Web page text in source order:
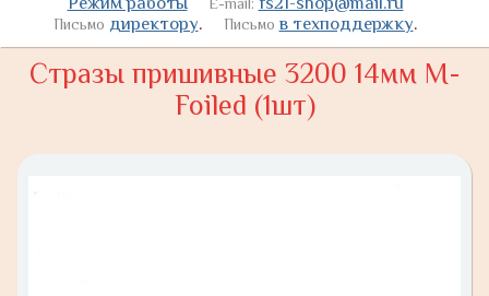
Письмо директору. Письмо в техподдержку.
Стразы пришивные 3200 14мм M-
Foiled (1шт)